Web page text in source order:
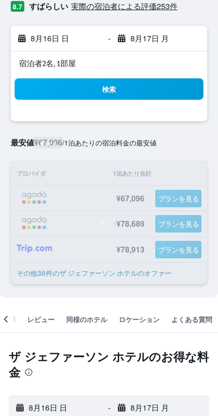
8.7 すばらしい 実際の宿泊者による評価253​件
8月16日 日 - 8月17日 月
宿泊者2名, 1​部屋
検索
最安値¥67,096/1泊あたりの宿泊料金の最安値
プロバイダ 1泊あたり合計
¥67,096 プランを見る
¥78,689 プランを見る
¥78,913 プランを見る
​その他36​件のザ ジェファーソン ホテルのオファー
概要 レビュー 同様のホテル ロケーション よくある質問
ザ ジェファーソン ホテルのお得な料
金
8月16日 日 - 8月17日 月